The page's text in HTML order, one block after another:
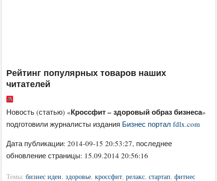
Рейтинг популярных товаров наших
читателей
Новость (статью) «Кроссфит – здоровый образ бизнеса»
подготовили журналисты издания Бизнес портал fdlx.com
Дата публикации:2014-09-15 20:53:27, последнее
обновление страницы: 15.09.2014 20:56:16
Темы:бизнес идеи,здоровье,кроссфит,релакс,стартап,фитнес